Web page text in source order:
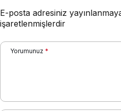
E-posta adresiniz
işaretlenmişlerdir
Yorumunuz *